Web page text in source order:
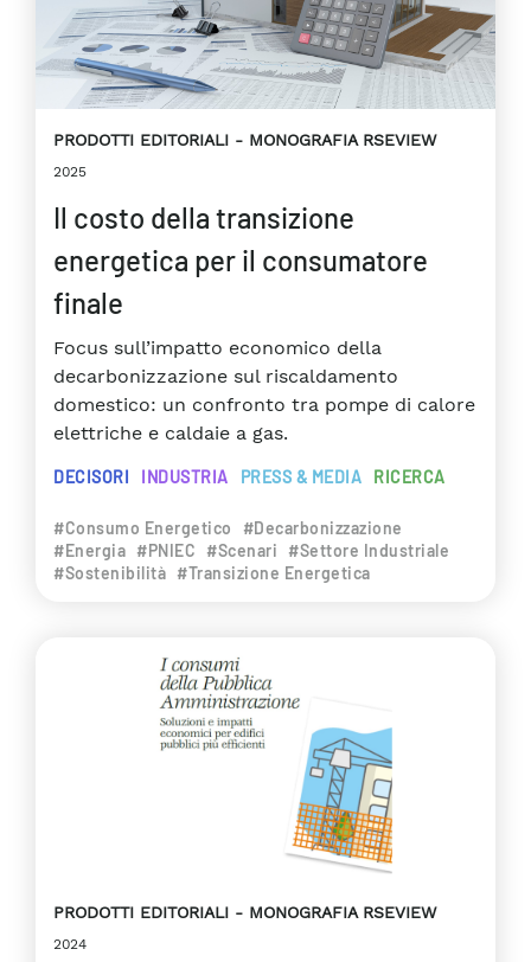
PRODOTTI EDITORIALI MONOGRAFIA RSEVIEW
2025
Il costo della transizione
energetica per il consumatore
finale
Focus sull’impatto economico della
decarbonizzazione sul riscaldamento
domestico: un confronto tra pompe di calore
elettriche e caldaie a gas.
DECISORI INDUSTRIA PRESS & MEDIA RICERCA
#Consumo Energetico
#Decarbonizzazione
#Energia #PNIEC #Scenari
#Settore Industriale
#Sostenibilità #Transizione Energetica
PRODOTTI EDITORIALI MONOGRAFIA RSEVIEW
2024